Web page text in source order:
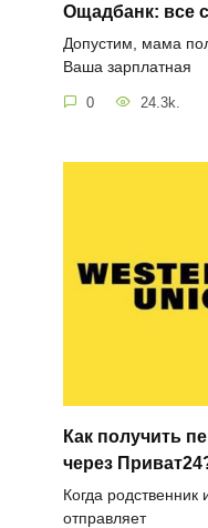
Ощадбанк: все
Допустим, мама
Ваша зарплатная
0 24.3k.
Как получить
через
Когда
отправляет